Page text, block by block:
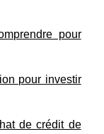
pour
pour investir
de crédit de